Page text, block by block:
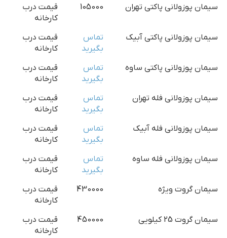
سیمان پوزولانی پاکتی تهران
105000
قیمت درب
کارخانه
سیمان پوزولانی پاکتی آبیک
تماس
بگیرید
قیمت درب
کارخانه
سیمان پوزولانی پاکتی ساوه
تماس
بگیرید
قیمت درب
کارخانه
سیمان پوزولانی فله تهران
تماس
بگیرید
قیمت درب
کارخانه
سیمان پوزولانی فله آبیک
تماس
بگیرید
قیمت درب
کارخانه
سیمان پوزولانی فله ساوه
تماس
بگیرید
قیمت درب
کارخانه
سیمان گروت ویژه
430000
قیمت درب
کارخانه
سیمان گروت 25 کیلویی
450000
قیمت درب
کارخانه